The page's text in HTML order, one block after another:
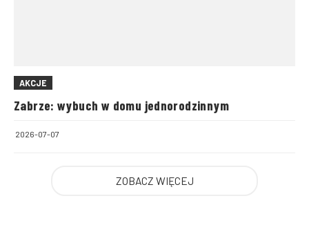
AKCJE
Zabrze: wybuch w domu jednorodzinnym
2026-07-07
ZOBACZ WIĘCEJ